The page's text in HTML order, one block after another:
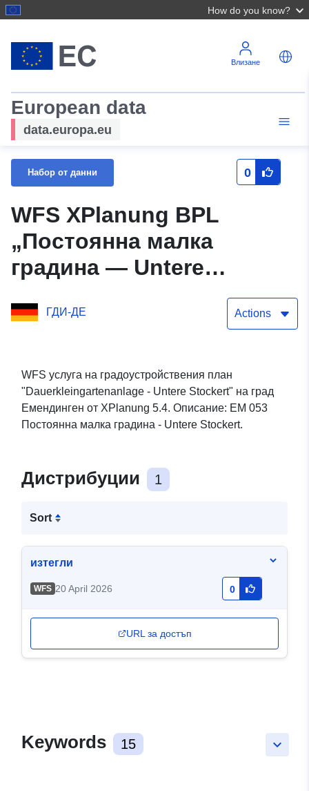
How do you know?
Влизане
European data
data.europa.eu
Набор от данни 0
WFS XPlanung BPL
„Постоянна малка
градина — Untere
ГДИ-ДЕ Actions
WFS услуга на градоустройствения план
"Dauerkleingartenanlage - Untere Stockert" на град
Емендинген от XPlanung 5.4. Описание: EM 053
Постоянна малка градина - Untere Stockert.
Дистрибуции 1
Sort
изтегли
WFS 20 April 2026 0
URL за достъп
keyboard_arrow_down
Keywords 15